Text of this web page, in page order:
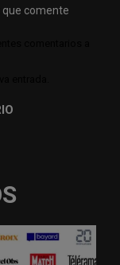
que comente